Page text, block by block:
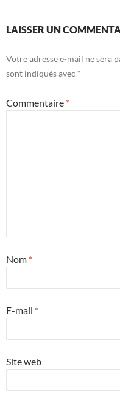
LAISSER UN
Votre adresse e-mail ne sera
sont indiqués avec *
Commentaire *
Nom *
E-mail *
Site web